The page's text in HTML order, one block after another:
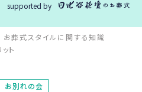
supported by
お葬式スタイルに関する知識
ト
お別れの会